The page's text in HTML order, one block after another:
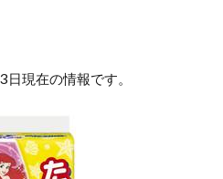
現在の情報です。